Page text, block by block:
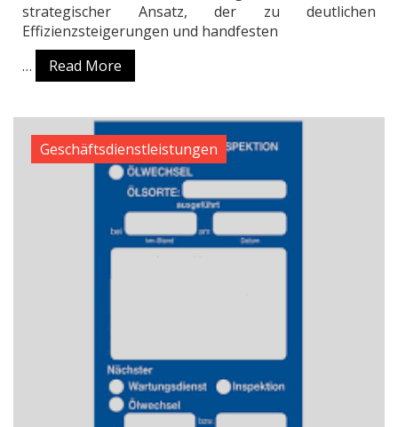
strategischer Ansatz, der zu deutlichen
Effizienzsteigerungen und handfesten
…
Read More
Geschäftsdienstleistungen